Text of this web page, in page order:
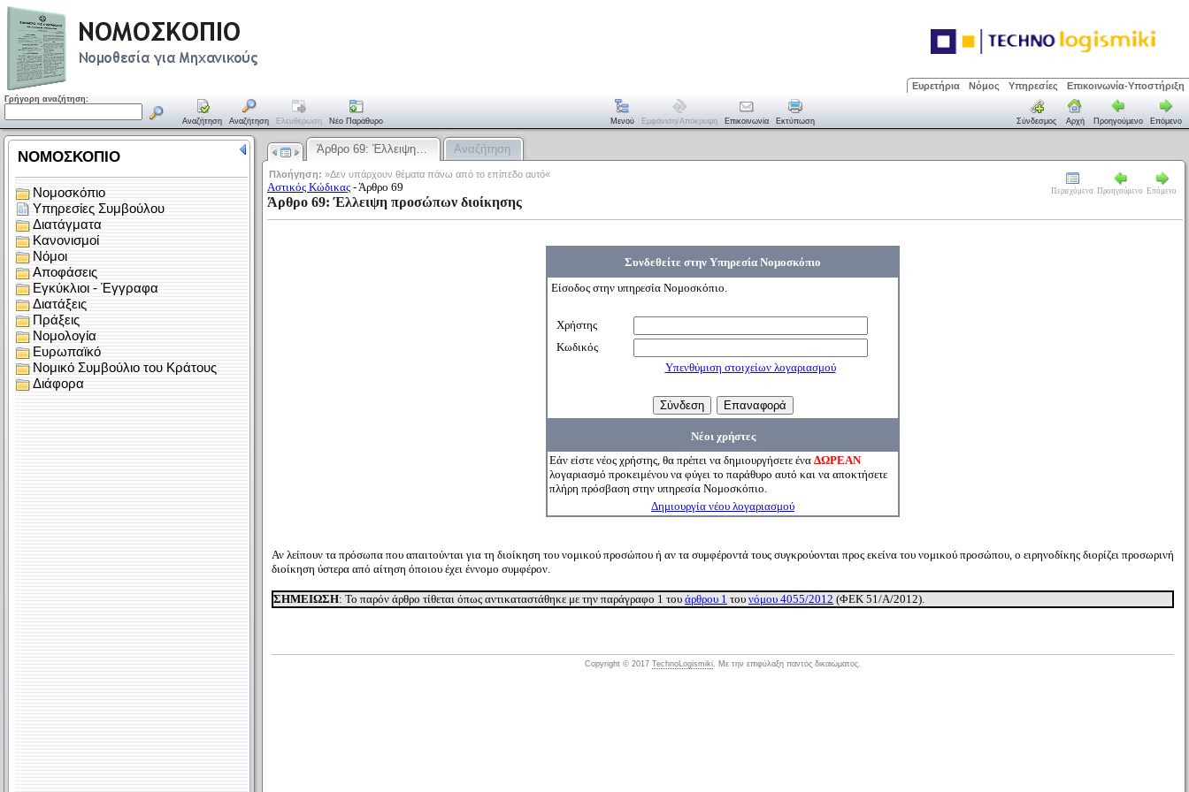
Ευρετήρια Νόμος Υπηρεσίες Επικοινωνία-Υποστήριξη
Γρήγορη αναζήτηση:
Αναζήτηση Αναζήτηση Ελευθέρωση Νέο Παράθυρο Μενού Εμφάνιση/απόκρυψη Επικοινωνία Εκτύπωση Σύνδεσμος Αρχή Προηγούμενο Επόμενο
Άρθρο 69: Έλλειψη… Αναζήτηση